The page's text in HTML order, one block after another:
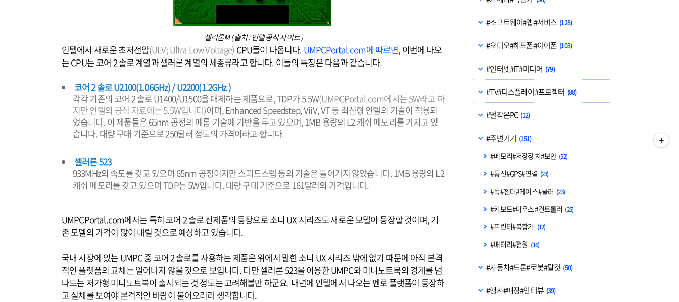
#소프트웨어#앱#서비스 (128)
#오디오#헤드폰#이어폰 (103)
#인터넷#IT#미디어 (79)
#TV#디스플레이#프로젝터 (88)
#덜작은PC (12)
#주변기기 (151)
#메모리#저장장치#보안 (52)
#통신#GPS#연결 (23)
#독#젠더#케이스#쿨러 (23)
#키보드#마우스#컨트롤러 (25)
#프린터#복합기 (12)
#배터리#전원 (16)
#자동차#드론#로봇#탈것 (50)
#행사#매장#인터뷰 (39)
셀러론M ( 출처 : 인텔 공식 사이트 )
인텔에서 새로운 초저전압(ULV; Ultra Low Voltage) CPU들이 나옵니다. UMPCPortal.com에 따르면, 이번에 나오
는 CPU는 코어 2 솔로 계열과 셀러론 계열의 세종류라고 합니다. 이들의 특징은 다음과 같습니다.
코어 2 솔로 U2100(1.06GHz) / U2200(1.2GHz )
각각 기존의 코어 2 솔로 U1400/U1500을 대체하는 제품으로, TDP가 5.5W(UMPCPortal.com에서는 5W라고 하
지만 인텔의 공식 자료에는 5.5W입니다)이며, Enhanced Speedstep, ViiV, VT 등 최신형 인텔의 기술이 적용되
었습니다. 이 제품들은 65nm 공정의 메롬 기술에 기반을 두고 있으며, 1MB 용량의 L2 캐쉬 메모리를 가지고 있
습니다. 대량 구매 기준으로 250달러 정도의 가격이라고 합니다.
셀러론 523
933MHz의 속도를 갖고 있으며 65nm 공정이지만 스피드스텝 등의 기술은 들어가지 않았습니다. 1MB 용량의 L2
캐쉬 메모리를 갖고 있으며 TDP는 5W입니다. 대량 구매 기준으로 161달러의 가격입니다.
UMPCPortal.com에서는 특히 코어 2 솔로 신제품의 등장으로 소니 UX 시리즈도 새로운 모델이 등장할 것이며, 기
존 모델의 가격이 많이 내릴 것으로 예상하고 있습니다.
국내 시장에 있는 UMPC 중 코어 2 솔로를 사용하는 제품은 위에서 말한 소니 UX 시리즈 밖에 없기 때문에 아직 본격
적인 플랫폼의 교체는 일어나지 않을 것으로 보입니다. 다만 셀러론 523을 이용한 UMPC와 미니노트북의 경계를 넘
나드는 저가형 미니노트북이 출시되는 것 정도는 고려해볼만 하군요. 내년에 인텔에서 나오는 멘로 플랫폼이 등장하
고 실체를 보여야 본격적인 바람이 불어오리라 생각합니다.